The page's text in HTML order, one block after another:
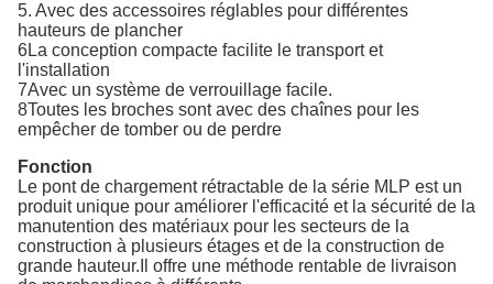
5. Avec des accessoires réglables pour différentes
hauteurs de plancher
6La conception compacte facilite le transport et
l'installation
7Avec un système de verrouillage facile.
8Toutes les broches sont avec des chaînes pour les
empêcher de tomber ou de perdre
Fonction
Le pont de chargement rétractable de la série MLP est un
produit unique pour améliorer l'efficacité et la sécurité de la
manutention des matériaux pour les secteurs de la
construction à plusieurs étages et de la construction de
grande hauteur.Il offre une méthode rentable de livraison